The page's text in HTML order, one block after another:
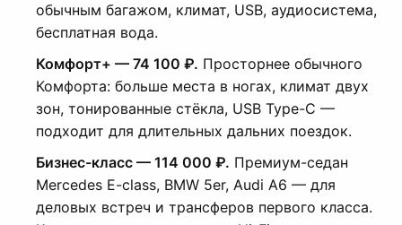
обычным багажом, климат, USB, аудиосистема,
бесплатная вода.
Комфорт+ — 74 100 ₽. Просторнее обычного
Комфорта: больше места в ногах, климат двух
зон, тонированные стёкла, USB Type-C —
подходит для длительных дальних поездок.
Бизнес-класс — 114 000 ₽. Премиум-седан
Mercedes E-class, BMW 5er, Audi A6 — для
деловых встреч и трансферов первого класса.